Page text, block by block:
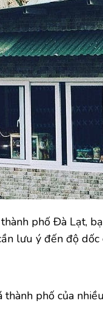
phố Đà Lạt,
lưu ý đến độ
phố của